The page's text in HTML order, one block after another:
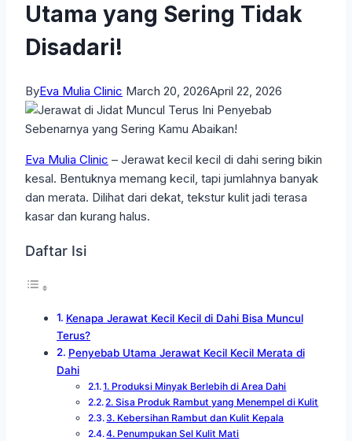
Utama yang Sering Tidak
Disadari!
ByEva Mulia Clinic March 20, 2026April 22, 2026
Eva Mulia Clinic – Jerawat kecil kecil di dahi sering bikin
kesal. Bentuknya memang kecil, tapi jumlahnya banyak
dan merata. Dilihat dari dekat, tekstur kulit jadi terasa
kasar dan kurang halus.
Daftar Isi
Kenapa Jerawat Kecil Kecil di Dahi Bisa Muncul
Terus?
Penyebab Utama Jerawat Kecil Kecil Merata di
Dahi
1. Produksi Minyak Berlebih di Area Dahi
2. Sisa Produk Rambut yang Menempel di Kulit
3. Kebersihan Rambut dan Kulit Kepala
4. Penumpukan Sel Kulit Mati